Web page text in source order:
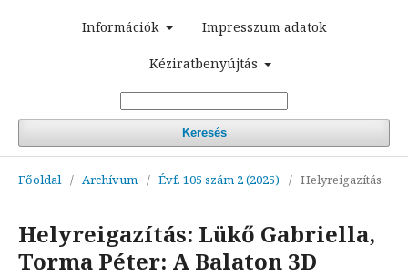
Információk Impresszum adatok
Kéziratbenyújtás
Keresés
Főoldal / Archívum / Évf. 105 szám 2 (2025) / Helyreigazítás
Helyreigazítás: Lükő Gabriella,
Torma Péter: A Balaton 3D